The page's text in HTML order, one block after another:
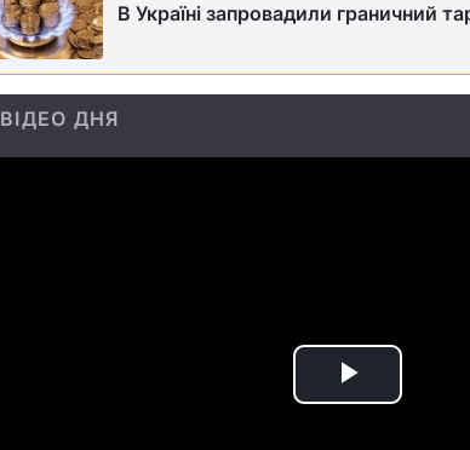
В Україні запровадили граничний
ВІДЕО ДНЯ
Play